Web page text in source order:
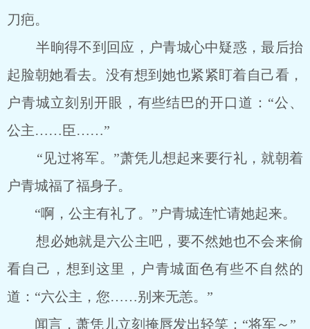
刀疤。
半晌得不到回应，户青城心中疑惑，最后抬
起脸朝她看去。没有想到她也紧紧盯着自己看，
户青城立刻别开眼，有些结巴的开口道：“公、
公主……臣……”
“见过将军。”萧凭儿想起来要行礼，就朝着
户青城福了福身子。
“啊，公主有礼了。”户青城连忙请她起来。
想必她就是六公主吧，要不然她也不会来偷
看自己，想到这里，户青城面色有些不自然的
道：“六公主，您……别来无恙。”
闻言，萧凭儿立刻掩唇发出轻笑：“将军～”